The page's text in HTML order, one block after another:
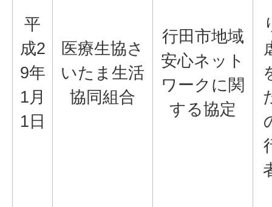
平
成2
9年
1月
1日
医療生協さ
いたま生活
協同組合
行田市地域
安心ネット
ワークに関
する協定